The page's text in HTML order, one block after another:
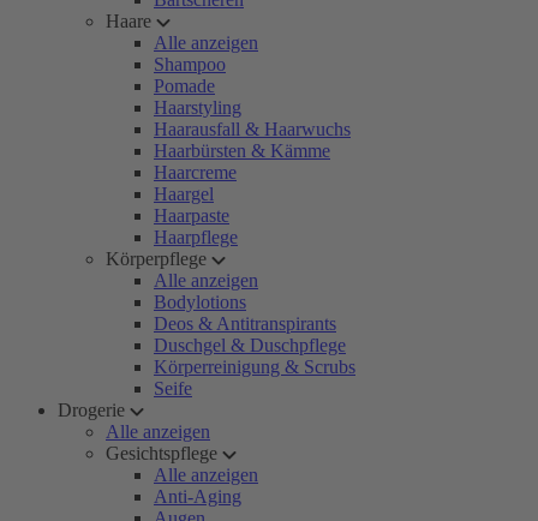
Haare
Alle anzeigen
Shampoo
Pomade
Haarstyling
Haarausfall & Haarwuchs
Haarbürsten & Kämme
Haarcreme
Haargel
Haarpaste
Haarpflege
Körperpflege
Alle anzeigen
Bodylotions
Deos & Antitranspirants
Duschgel & Duschpflege
Körperreinigung & Scrubs
Seife
Drogerie
Alle anzeigen
Gesichtspflege
Alle anzeigen
Anti-Aging